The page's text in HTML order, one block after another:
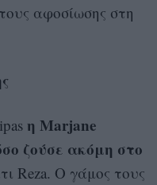
αφοσίωσης στη
η Marjane
ζούσε ακόμη στο
Reza. Ο γάμος τους